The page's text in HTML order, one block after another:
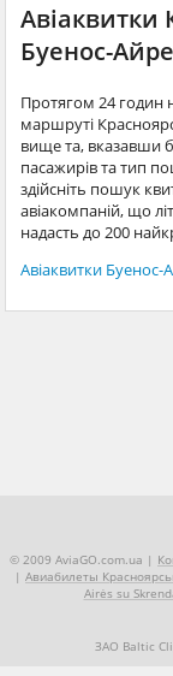
Авіаквитки
Буенос-
Протягом 24 годин
маршруті
вище та, вказавши
пасажирів та тип
здійсніть пошук
авіакомпаній, що
надасть до 200
Авіаквитки
© 2009 AviaGO.com.ua |
| Авиабилеты
Airės su
ЗАО Baltic